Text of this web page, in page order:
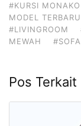
#KURSI MONAKO
MODEL TERBARU
#LIVINGROOM
MEWAH
Pos Terkait